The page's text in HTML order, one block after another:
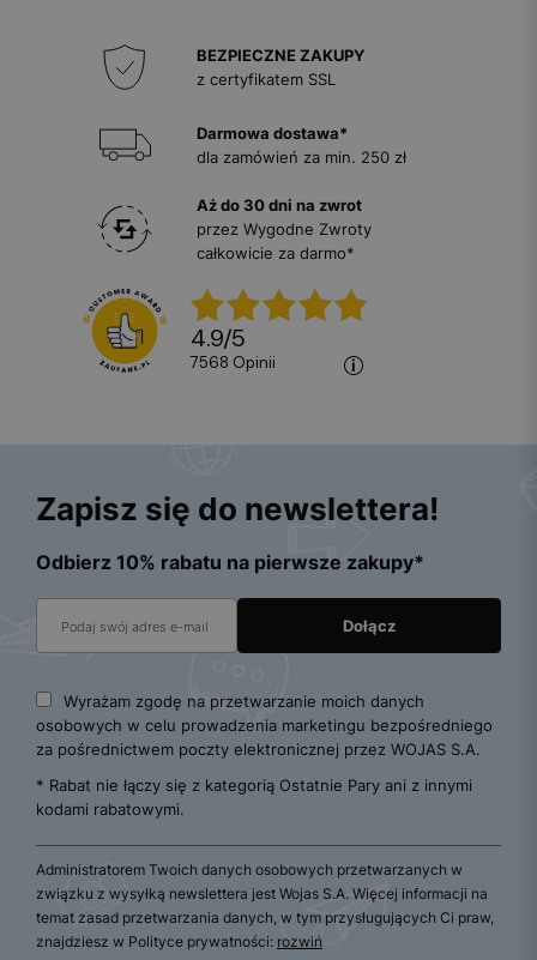
BEZPIECZNE ZAKUPY
z certyfikatem SSL
Darmowa dostawa*
dla zamówień za min. 250 zł
Aż do 30 dni na zwrot
przez Wygodne Zwroty
całkowicie za darmo*
4.9/5
7568 opinii
Zapisz się do newslettera!
Odbierz 10% rabatu na pierwsze zakupy*
Wyrażam zgodę na przetwarzanie moich danych
osobowych w celu prowadzenia marketingu bezpośredniego
za pośrednictwem poczty elektronicznej przez WOJAS S.A.
* Rabat nie łączy się z kategorią Ostatnie Pary ani z innymi
kodami rabatowymi.
Administratorem Twoich danych osobowych przetwarzanych w
związku z wysyłką newslettera jest Wojas S.A. Więcej informacji na
temat zasad przetwarzania danych, w tym przysługujących Ci praw,
znajdziesz w Polityce prywatności: rozwiń